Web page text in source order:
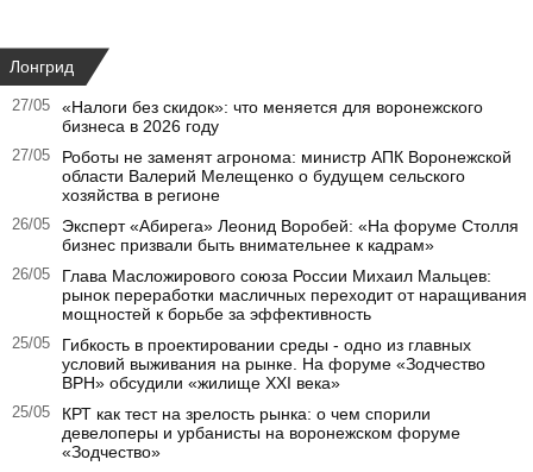
Лонгрид
27/05
«Налоги без скидок»: что меняется для воронежского
бизнеса в 2026 году
27/05
Роботы не заменят агронома: министр АПК Воронежской
области Валерий Мелещенко о будущем сельского
хозяйства в регионе
26/05
Эксперт «Абирега» Леонид Воробей: «На форуме Столля
бизнес призвали быть внимательнее к кадрам»
26/05
Глава Масложирового союза России Михаил Мальцев:
рынок переработки масличных переходит от наращивания
мощностей к борьбе за эффективность
25/05
Гибкость в проектировании среды - одно из главных
условий выживания на рынке. На форуме «Зодчество
ВРН» обсудили «жилище XXI века»
25/05
КРТ как тест на зрелость рынка: о чем спорили
девелоперы и урбанисты на воронежском форуме
«Зодчество»